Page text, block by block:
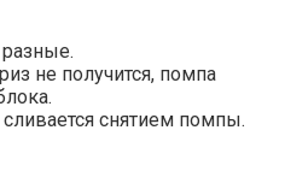
разные.
не получится, помпа
снятием помпы.